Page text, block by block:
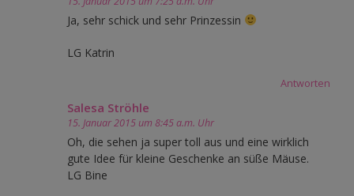
Ja, sehr schick und sehr Prinzessin
LG Katrin
Antworten
Salesa Ströhle
15. Januar 2015 um 8:45 a.m. Uhr
Oh, die sehen ja super toll aus und eine wirklich
gute Idee für kleine Geschenke an süße Mäuse.
LG Bine